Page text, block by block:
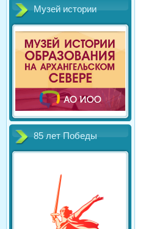
Музей истории
85 лет Победы